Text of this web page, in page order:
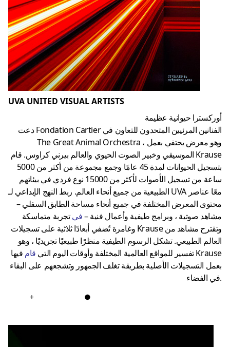
UVA UNITED VISUAL ARTISTS
أوركسترا حيوانية عظيمة
دعت Fondation Cartier الفنانين المرئيين المتحدون للتعاون في
The Great Animal Orchestra ، وهو معرض يحتفي بعمل
الموسيقي وخبير الصوت الحيوي والعالم بيرني كراوس. قام Krause
بتسجيل الحيوانات لمدة 45 عامًا وجمع مجموعة من أكثر من 5000
ساعة من تسجيل الأصوات لأكثر من 15000 نوع فردي في بيئاتهم
الطبيعية من جميع أنحاء العالم. ربط النهج الإبداعي لـ UVA معًا عناصر
محتوى المعرض المختلفة في جميع أنحاء مساحة الطابق السفلي –
مشاهد صوتية ، وبرامج طيفية وأعمال فنية –فيتجربة متماسكة
وغامرة تُضفي أبعادًا ثلاثية على تسجيلات Krause وتقترح مشاهد من
العالم الطبيعي. تشكل الرسوم الطيفية منظرًا طبيعيًا تجريديًا ، وهو
تفسير للمواقع العالمية المختلفة وأوقات اليوم التي قام فيها Krause
بعمل التسجيلات الأصلية بطريقة تغلف الجمهور وتشجعهم على البقاء
في الفضاء.
+ ●